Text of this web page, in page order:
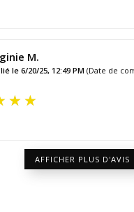
M.
le 6/20/25, 12:49 PM (Date de
AFFICHER PLUS D'AVIS